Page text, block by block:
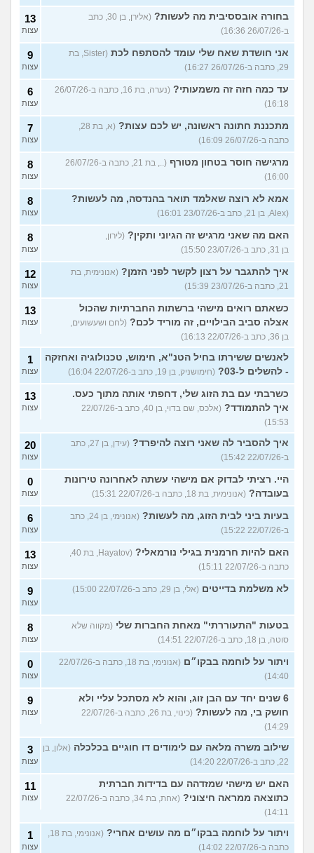
בחורה אובססיבית מה לעשות?
(אלירן, בן 30, כתב
ב-26/07/26 16:36)
13
עצות
אני חושדת שאח שלי עומד להסתפח לכת
(Sister, בת
29, כתבה ב-26/07/26 16:27)
9
עצות
עד כמה חזה זה משמעותי?
(נערה, בת 16, כתבה ב-26/07/26
16:18)
6
עצות
מתכננת חתונה ראשונה, יש לכם עצות?
(א, בת 28,
כתבה ב-26/07/26 16:09)
7
עצות
מרגישה חוסר בטחון מטורף
(.., בת 21, כתבה ב-26/07/26
16:00)
8
עצות
אמא לא רוצה שאלמד תואר בהנדסה, מה לעשות?
(Alex, בן 21, כתב ב-23/07/26 16:01)
8
עצות
האם מה שאני מרגיש זה הגיוני ותקין? (לירון,
בן 31, כתב ב-23/07/26 15:50)
8
עצות
איך להתגבר על רצון לקשר לפני הזמן? (אנונימית, בת
21, כתבה ב-23/07/26 15:39)
12
עצות
כשאתם רואים מישהי ברשתות החברתיות שהכול
אצלה סביב הבילויים, זה מוריד לכם? (לחם ושעשועים,
בן 36, כתב ב-22/07/26 16:13)
13
עצות
לאנשים ששירתו בחיל הטנ"א, חימוש, טכנולוגיה ואחזקה
- להשלים ל-03?
(חימושניק, בן 19, כתב ב-22/07/26 16:04)
1
עצות
כשרבתי עם בת הזוג שלי, דחפתי אותה מתוך כעס.
איך להתמודד?
(אלכס, שם בדוי, בן 40, כתב ב-22/07/26
15:53)
13
עצות
איך להסביר לה שאני רוצה להיפרד?
(עידן, בן 27, כתב
ב-22/07/26 15:42)
20
עצות
היי. רציתי לבדוק אם מישהי עשתה לאחרונה טירונות
בעובדה? (אנונימית, בת 18, כתבה ב-22/07/26 15:31)
0
עצות
בעיות ביני לבית הזוג, מה לעשות?
(אנונימי, בן 24, כתב
ב-22/07/26 15:22)
6
עצות
האם להיות חרמנית בגילי נורמאלי?
(Hayatov, בת 40,
כתבה ב-22/07/26 15:11)
13
עצות
לא משלמת בדייטים (אלי, בן 29, כתב ב-22/07/26 15:00) 9
עצות
בטעות "התעוררתי" מאחת החברות שלי (מקווה שלא
סוטה, בן 18, כתב ב-22/07/26 14:51)
8
עצות
ויתור על לוחמה בבקו״ם
(אנונימי, בת 18, כתבה ב-22/07/26
14:40)
0
עצות
6 שנים יחד עם הבן זוג, והוא לא מסתכל עליי ולא
חושק בי, מה לעשות?
(כינוי, בת 26, כתבה ב-22/07/26
14:29)
9
עצות
שילוב משרה מלאה עם לימודים דו חוגיים בכלכלה (אלון, בן
22, כתב ב-22/07/26 14:20)
3
עצות
האם יש מישהי שמזדהה עם בדידות חברתית
כתוצאה ממראה חיצוני?
(אחת, בת 34, כתבה ב-22/07/26
14:11)
11
עצות
ויתור על לוחמה בבקו״ם מה עושים אחרי?
(אנונימי, בת 18,
כתבה ב-22/07/26 14:02)
1
עצות